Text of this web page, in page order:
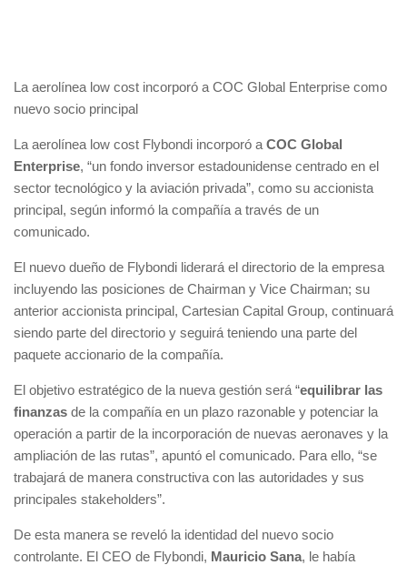
La aerolínea low cost incorporó a COC Global Enterprise como
nuevo socio principal
La aerolínea low cost Flybondi incorporó a COC Global
Enterprise, “un fondo inversor estadounidense centrado en el
sector tecnológico y la aviación privada”, como su accionista
principal, según informó la compañía a través de un
comunicado.
El nuevo dueño de Flybondi liderará el directorio de la empresa
incluyendo las posiciones de Chairman y Vice Chairman; su
anterior accionista principal, Cartesian Capital Group, continuará
siendo parte del directorio y seguirá teniendo una parte del
paquete accionario de la compañía.
El objetivo estratégico de la nueva gestión será “equilibrar las
finanzas de la compañía en un plazo razonable y potenciar la
operación a partir de la incorporación de nuevas aeronaves y la
ampliación de las rutas”, apuntó el comunicado. Para ello, “se
trabajará de manera constructiva con las autoridades y sus
principales stakeholders”.
De esta manera se reveló la identidad del nuevo socio
controlante. El CEO de Flybondi, Mauricio Sana, le había